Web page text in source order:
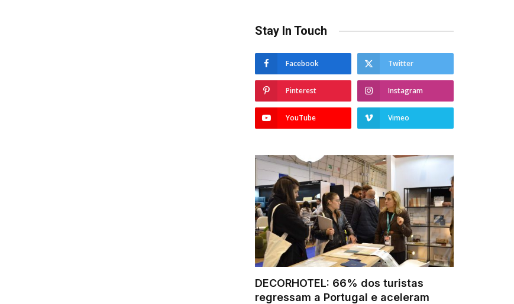
Stay In Touch
Facebook Twitter
Pinterest Instagram
YouTube Vimeo
DECORHOTEL: 66% dos turistas
regressam a Portugal e aceleram